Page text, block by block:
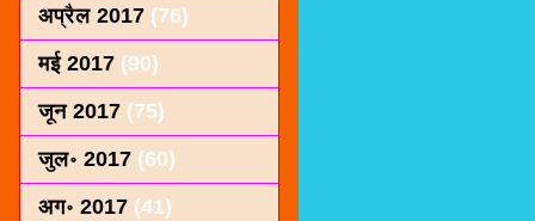
अप्रैल 2017 (76)
मई 2017 (90)
जून 2017 (75)
जुल॰ 2017 (60)
अग॰ 2017 (41)